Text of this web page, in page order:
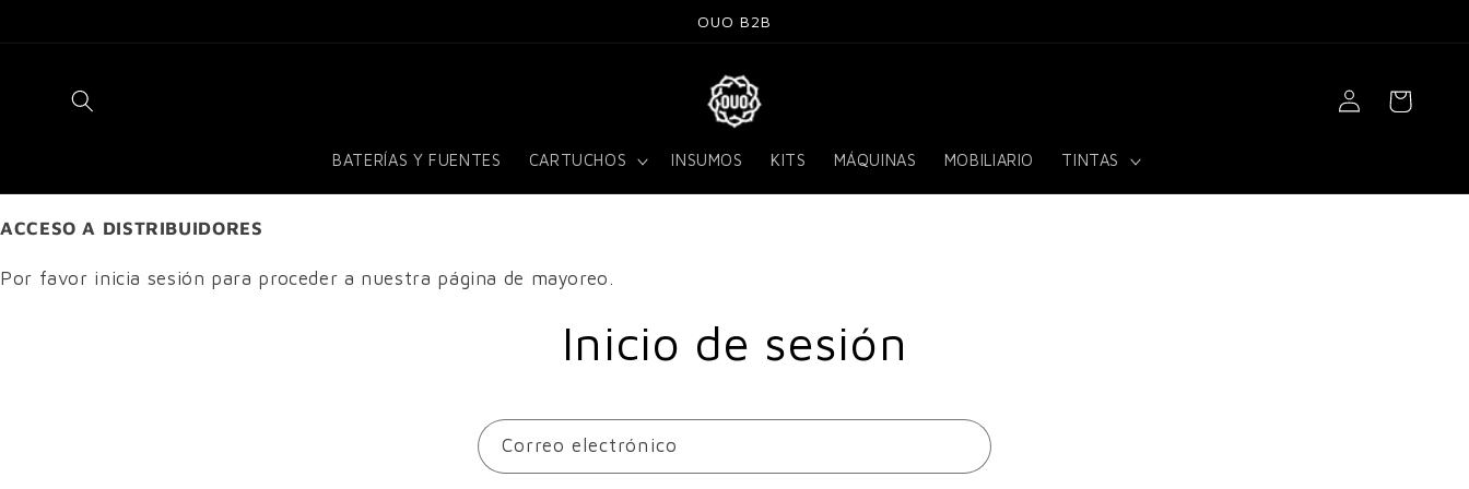
OUO B2B
BATERÍAS Y FUENTES CARTUCHOS INSUMOS KITS MÁQUINAS MOBILIARIO TINTAS
Iniciar
sesión
Carrito
ACCESO A DISTRIBUIDORES
Por favor inicia sesión para proceder a nuestra página de mayoreo.
Inicio de sesión
Correo electrónico